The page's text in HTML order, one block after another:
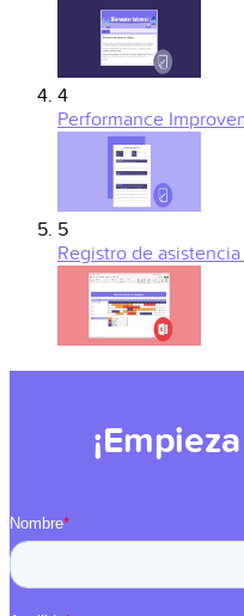
4
Performance
5
Registro de